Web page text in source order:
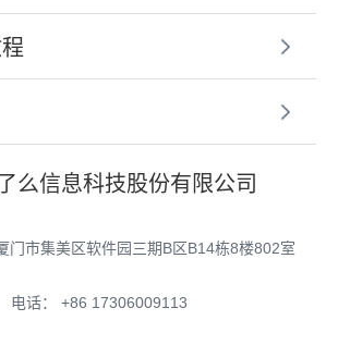
么信息科技股份有限公司
门市集美区软件园三期B区B14栋8楼802室
电话： +86 17306009113